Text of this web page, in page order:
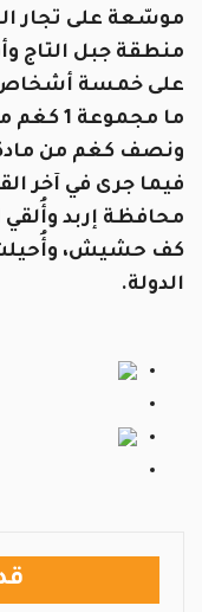
موسّعة على تجار
منطقة جبل التاج
على خمسة أشخاص
ما
ونصف كغم من
فيما جرى في آخر
كف حشيش، وأُحيلت
الدولة.